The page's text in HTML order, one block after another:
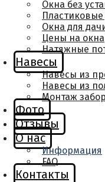
Окна без
Окна для
Цены на окна
Натяжные
Навесы
Навесы из
Навесы из
Монтаж
Фото
Отзывы
О нас
Информация
FAQ
Контакты